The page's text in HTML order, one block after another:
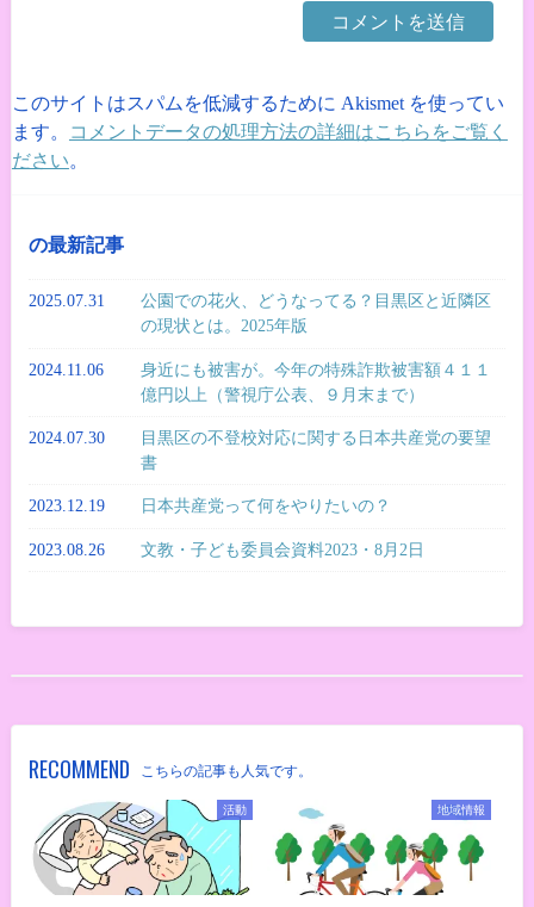
このサイトはスパムを低減するために Akismet を使ってい
ます。
コメントデータの処理方法の詳細はこちらをご覧く
ださい。
の最新記事
2025.07.31
公園での花火、どうなってる？目黒区と近隣区
の現状とは。2025年版
2024.11.06
身近にも被害が。今年の特殊詐欺被害額４１１
億円以上（警視庁公表、９月末まで）
2024.07.30
目黒区の不登校対応に関する日本共産党の要望
書
2023.12.19 日本共産党って何をやりたいの？
2023.08.26 文教・子ども委員会資料2023・8月2日
RECOMMEND こちらの記事も人気です。
活動 地域情報